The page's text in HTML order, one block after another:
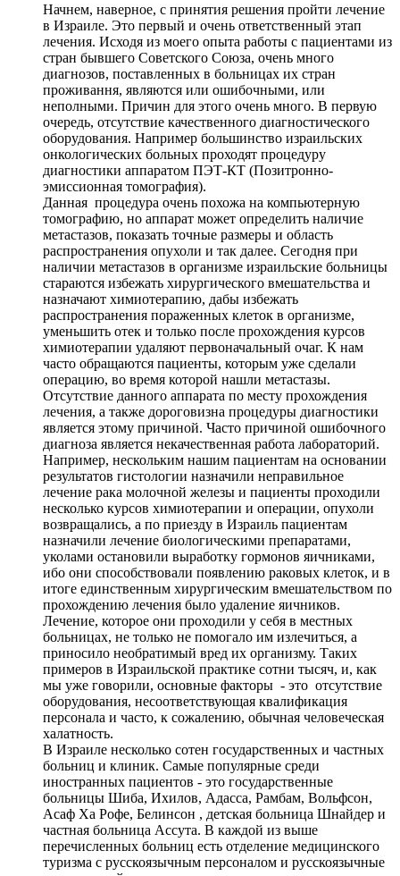
Начнем, наверное, с принятия решения пройти лечение
в Израиле. Это первый и очень ответственный этап
лечения. Исходя из моего опыта работы с пациентами из
стран бывшего Советского Союза, очень много
диагнозов, поставленных в больницах их стран
проживання, являются или ошибочными, или
неполными. Причин для этого очень много. В первую
очередь, отсутствие качественного диагностического
оборудования. Например большинство израильских
онкологических больных проходят процедуру
диагностики аппаратом ПЭТ-КТ (Позитронно-
эмиссионная томография).
Данная процедура очень похожа на компьютерную
томографию, но аппарат может определить наличие
метастазов, показать точные размеры и область
распространения опухоли и так далее. Сегодня при
наличии метастазов в организме израильские больницы
стараются избежать хирургического вмешательства и
назначают химиотерапию, дабы избежать
распространения пораженных клеток в организме,
уменьшить отек и только после прохождения курсов
химиотерапии удаляют первоначальный очаг. К нам
часто обращаются пациенты, которым уже сделали
операцию, во время которой нашли метастазы.
Отсутствие данного аппарата по месту прохождения
лечения, а также дороговизна процедуры диагностики
является этому причиной. Часто причиной ошибочного
диагноза является некачественная работа лабораторий.
Например, нескольким нашим пациентам на основании
результатов гистологии назначили неправильное
лечение рака молочной железы и пациенты проходили
несколько курсов химиотерапии и операции, опухоли
возвращались, а по приезду в Израиль пациентам
назначили лечение биологическими препаратами,
уколами остановили выработку гормонов яичниками,
ибо они способствовали появлению раковых клеток, и в
итоге единственным хирургическим вмешательством по
прохождению лечения было удаление яичников.
Лечение, которое они проходили у себя в местных
больницах, не только не помогало им излечиться, а
приносило необратимый вред их организму. Таких
примеров в Израильской практике сотни тысяч, и, как
мы уже говорили, основные факторы - это отсутствие
оборудования, несоответствующая квалификация
персонала и часто, к сожалению, обычная человеческая
халатность.
В Израиле несколько сотен государственных и частных
больниц и клиник. Самые популярные среди
иностранных пациентов - это государственные
больницы Шиба, Ихилов, Адасса, Рамбам, Вольфсон,
Асаф Ха Рофе, Белинсон , детская больница Шнайдер и
частная больница Ассута. В каждой из выше
перечисленных больниц есть отделение медицинского
туризма с русскоязычным персоналом и русскоязычные